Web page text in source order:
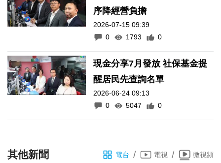
序降經營負擔
2026-07-15 09:39
0
1793 0
現金分享7月發放 社保基金提
醒居民先查詢名單
2026-06-24 09:13
0
5047 0
其他新聞 電台 / 電視 / 微視頻